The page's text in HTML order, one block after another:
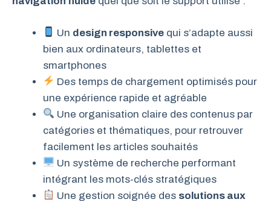
Un design responsive qui s’adapte aussi
bien aux ordinateurs, tablettes et
smartphones
Des temps de chargement optimisés pour
une expérience rapide et agréable
Une organisation claire des contenus par
catégories et thématiques, pour retrouver
facilement les articles souhaités
Un système de recherche performant
intégrant les mots-clés stratégiques
Une gestion soignée des solutions aux